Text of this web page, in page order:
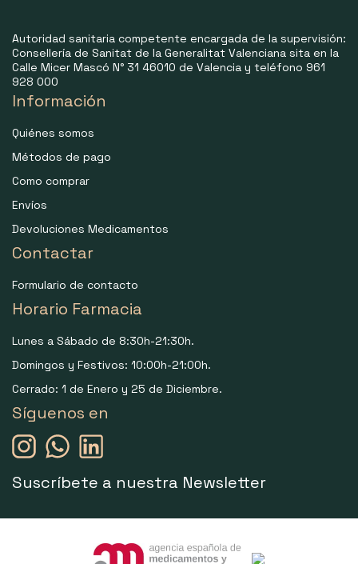
Autoridad sanitaria competente encargada de la supervisión:
Consellería de Sanitat de la Generalitat Valenciana sita en la
Calle Micer Mascó N° 31 46010 de Valencia y teléfono 961
928 000
Información
Quiénes somos
Métodos de pago
Como comprar
Envíos
Devoluciones Medicamentos
Contactar
Formulario de contacto
Horario Farmacia
Lunes a Sábado de 8:30h-21:30h.
Domingos y Festivos: 10:00h-21:00h.
Cerrado: 1 de Enero y 25 de Diciembre.
Síguenos en
Suscríbete a nuestra Newsletter